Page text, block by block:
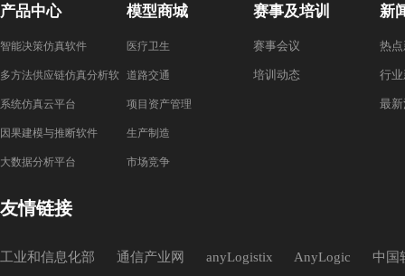
产品中心
智能决策仿真软件
多方法供应链仿真分析软
件
系统仿真云平台
因果建模与推断软件
大数据分析平台
模型商城
医疗卫生
道路交通
项目资产管理
生产制造
市场竞争
赛事及培训
赛事会议
培训动态
新
热
行
最
友情链接
工业和信息化部 通信产业网 anyLogistix AnyLogic 中国